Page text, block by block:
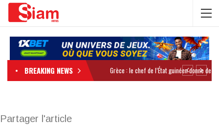
BREAKING NEWS
Partager l'article